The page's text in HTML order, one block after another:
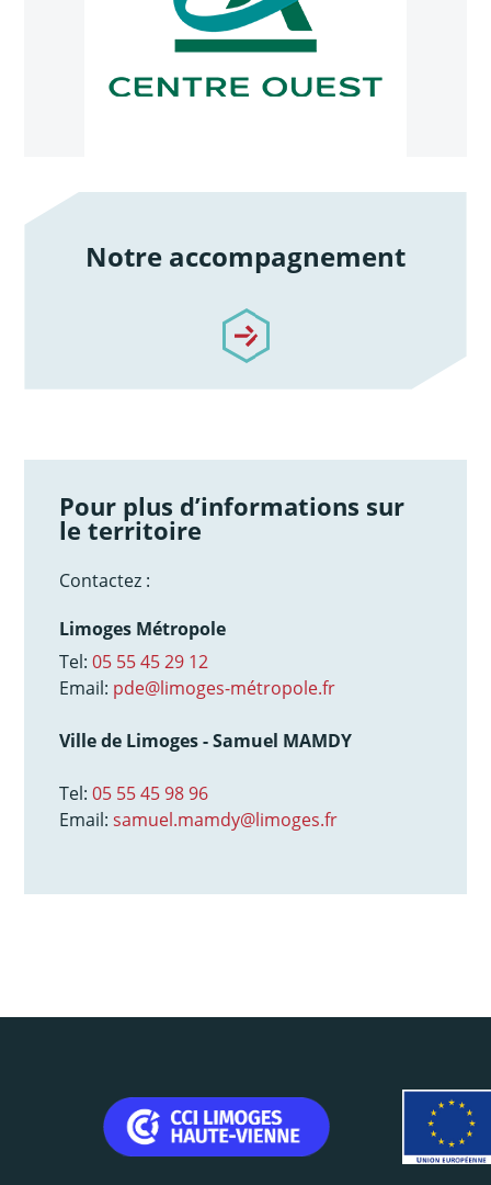
Notre accompagnement
/notre-accompagnement
Pour plus d’informations sur
le territoire
Contactez :
Limoges Métropole
Tel:05 55 45 29 12
Email: pde@limoges-métropole.fr
Ville de Limoges - Samuel MAMDY
Tel:05 55 45 98 96
Email:samuel.mamdy@limoges.fr